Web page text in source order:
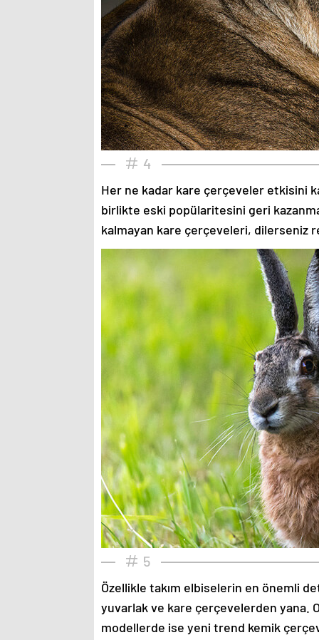
4
Her ne kadar kare çerçeveler etkisini
birlikte eski popülaritesini geri
kalmayan kare çerçeveleri, dilerseniz
5
Özellikle takım elbiselerin en önemli
yuvarlak ve kare çerçevelerden yana.
modellerde ise yeni trend kemik